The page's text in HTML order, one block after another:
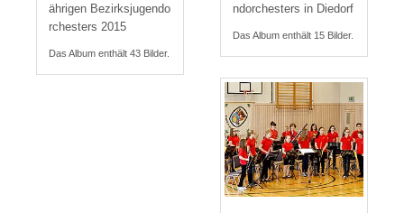
ährigen Bezirksjugendo
rchesters 2015
Das Album enthält 43 Bilder.
ndorchesters in Diedorf
Das Album enthält 15 Bilder.